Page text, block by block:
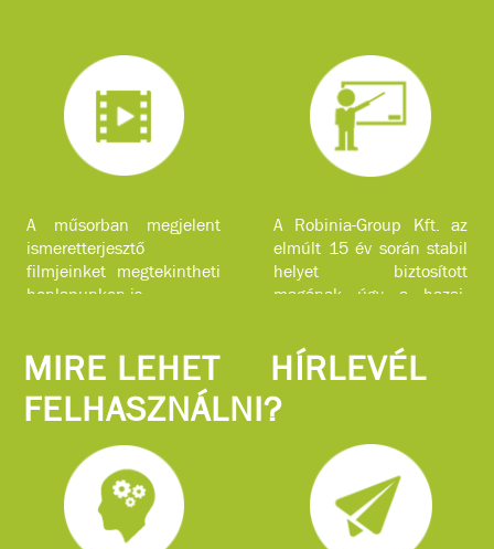
A műsorban megjelent
ismeretterjesztő
filmjeinket megtekintheti
honlapunkon is.
A Robinia-Group Kft. az
elmúlt 15 év során stabil
helyet biztosított
magának úgy a hazai,
szolgáltatásokkal.
MIRE LEHET
FELHASZNÁLNI?
HÍRLEVÉL